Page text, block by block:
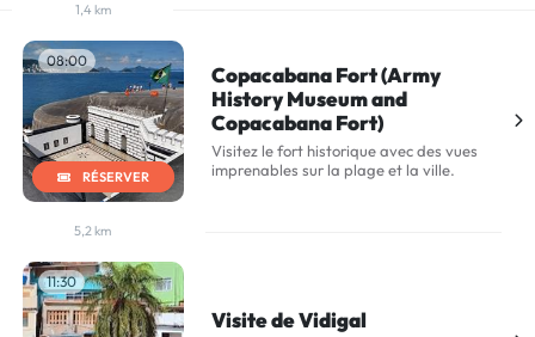
1,4 km
08:00
RÉSERVER
Copacabana Fort (Army
History Museum and
Copacabana Fort)
Visitez le fort historique avec des vues
imprenables sur la plage et la ville.
5,2 km
11:30
Visite de Vidigal